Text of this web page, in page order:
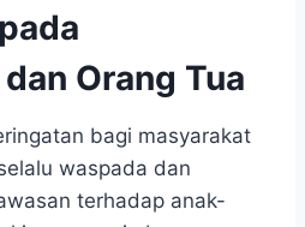
Orang Tua
bagi masyarakat
waspada dan
terhadap anak-